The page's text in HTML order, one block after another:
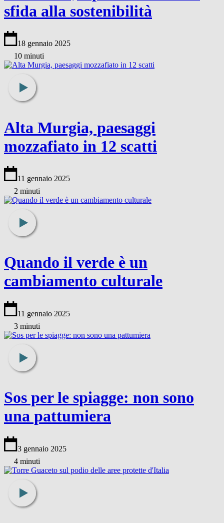
sfida alla sostenibilità
18 gennaio 2025
10 minuti
Alta Murgia, paesaggi
mozzafiato in 12 scatti
11 gennaio 2025
2 minuti
Quando il verde è un
cambiamento culturale
11 gennaio 2025
3 minuti
Sos per le spiagge: non sono
una pattumiera
3 gennaio 2025
4 minuti